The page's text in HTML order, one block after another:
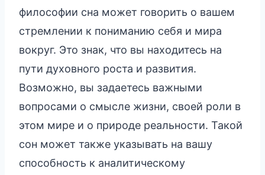
философии сна может говорить о вашем
стремлении к пониманию себя и мира
вокруг. Это знак, что вы находитесь на
пути духовного роста и развития.
Возможно, вы задаетесь важными
вопросами о смысле жизни, своей роли в
этом мире и о природе реальности. Такой
сон может также указывать на вашу
способность к аналитическому